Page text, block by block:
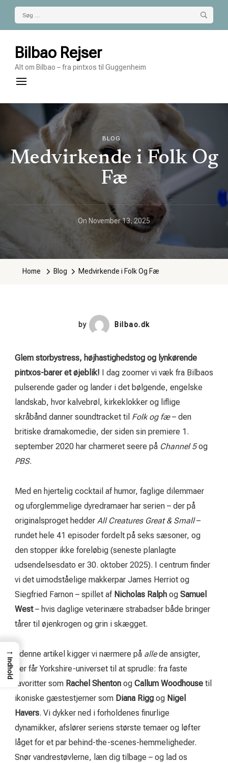
Søg
efter:
Bilbao Rejser
Alt om Bilbao – fra pintxos til Guggenheim
BLOG
Medvirkende i Folk Og
Fæ
On November 13, 2025
Home Blog Medvirkende i Folk Og Fæ
by Bilbao.dk
Glem storbystress, højhastighedstog og lynkørende
pintxos-barer et øjeblik! I dag zoomer vi væk fra Bilbaos
pulserende gader og lander i det bølgende, engelske
landskab, hvor kalvebrøl, kirkeklokker og liflige
skråbånd danner soundtracket til Folk og fæ– den
britiske dramakomedie, der siden sin premiere 1.
september 2020 har charmeret seere på Channel 5og
PBS.
Med en hjertelig cocktail af humor, faglige dilemmaer
og uforglemmelige dyredramaer har serien – der på
originalsproget hedder All Creatures Great & Small–
rundet hele 41 episoder fordelt på seks sæsoner, og
den stopper ikke foreløbig (seneste planlagte
udsendelsesdato er 30. oktober 2025). I centrum finder
vi det uimodståelige makkerpar James Herriot og
Siegfried Farnon – spillet af Nicholas Ralph og Samuel
West– hvis daglige veterinære strabadser både bringer
tårer til øjenkrogen og grin i skægget.
I denne artikel kigger vi nærmere på allede ansigter,
der får Yorkshire-universet til at sprudle: fra faste
favoritter som Rachel Shenton og Callum Woodhouse til
ikoniske gæstestjerner som Diana Rigg og Nigel
Havers. Vi dykker ned i forholdenes finurlige
dynamikker, afslører seriens største temaer og løfter
låget for et par behind-the-scenes-hemmeligheder.
Snør vandrestøvlerne, læn dig tilbage – og lad os
→
Indhold